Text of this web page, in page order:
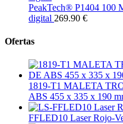
PeakTech® P1404 100
digital 269.90 €
Ofertas
1819-T1 MALETA
ABS 455 x 335 x 190
FFLED10 Laser Rojo-